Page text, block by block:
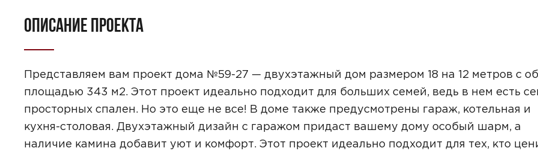
ОПИСАНИЕ ПРОЕКТА
Представляем вам проект дома №59-27 — двухэтажный дом размером 18 на 12 метров с
площадью 343 м2. Этот проект идеально подходит для больших семей, ведь в нем есть
просторных спален. Но это еще не все! В доме также предусмотрены гараж, котельная и
кухня-столовая. Двухэтажный дизайн с гаражом придаст вашему дому особый шарм, а
наличие камина добавит уют и комфорт. Этот проект идеально подходит для тех, кто